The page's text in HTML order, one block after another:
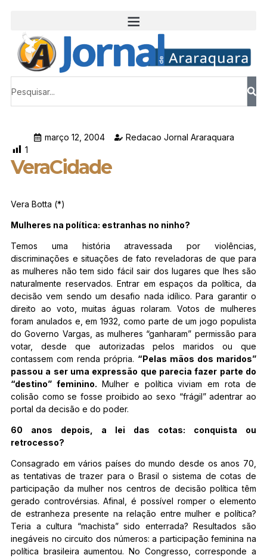
março 12, 2004
Redacao Jornal Araraquara
1
VeraCidade
Vera Botta (*)
Mulheres na política: estranhas no ninho?
Temos uma história atravessada por violências,
discriminações e situações de fato reveladoras de que para
as mulheres não tem sido fácil sair dos lugares que lhes são
naturalmente reservados. Entrar em espaços da política, da
decisão vem sendo um desafio nada idílico. Para garantir o
direito ao voto, muitas águas rolaram. Votos de mulheres
foram anulados e, em 1932, como parte de um jogo populista
do Governo Vargas, as mulheres “ganharam” permissão para
votar, desde que autorizadas pelos maridos ou que
contassem com renda própria. “Pelas mãos dos maridos”
passou a ser uma expressão que parecia fazer parte do
“destino” feminino. Mulher e política viviam em rota de
colisão como se fosse proibido ao sexo “frágil” adentrar ao
portal da decisão e do poder.
60 anos depois, a lei das cotas: conquista ou
retrocesso?
Consagrado em vários países do mundo desde os anos 70,
as tentativas de trazer para o Brasil o sistema de cotas de
participação da mulher nos centros de decisão política têm
gerado controvérsias. Afinal, é possível romper o elemento
de estranheza presente na relação entre mulher e política?
Teria a cultura “machista” sido enterrada? Resultados são
inegáveis no circuito dos números: a participação feminina na
política brasileira aumentou. No Congresso, corresponde a